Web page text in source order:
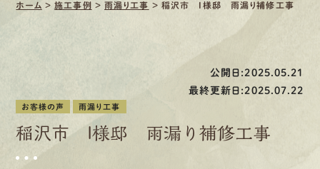
採用情報
ホーム >施工事例 >雨漏り工事 > 稲沢市 I様邸 雨漏り補修工事
公開日:2025.05.21
最終更新日:2025.07.22
お客様の声 雨漏り工事
稲沢市 I様邸 雨漏り補修工事